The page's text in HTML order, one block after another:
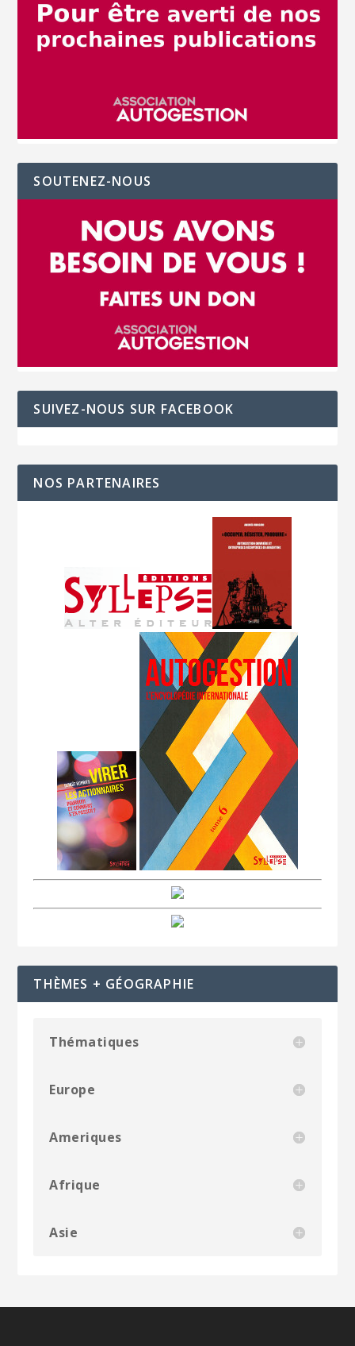
SOUTENEZ-NOUS
SUIVEZ-NOUS SUR FACEBOOK
NOS PARTENAIRES
THÈMES + GÉOGRAPHIE
Thématiques
Europe
Ameriques
Afrique
Asie